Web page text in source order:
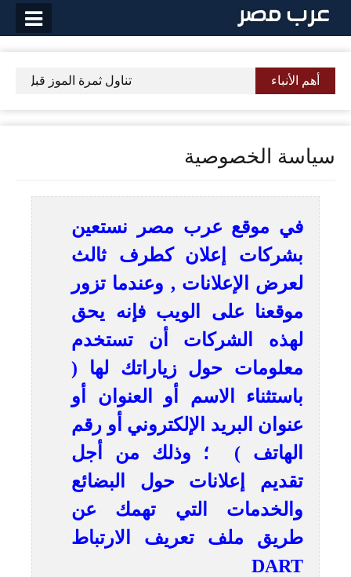
التخطي
أهم الأنباء تناول ثمرة الموز قبل
سياسة الخصوصية
في موقع عرب مصر نستعين
بشركات إعلان كطرف ثالث
لعرض الإعلانات , وعندما تزور
موقعنا على الويب فإنه يحق
لهذه الشركات أن تستخدم
معلومات حول زياراتك لها (
باستثناء الاسم أو العنوان أو
عنوان البريد الإلكتروني أو رقم
الهاتف ) ؛ وذلك من أجل
تقديم إعلانات حول البضائع
والخدمات التي تهمك عن
طريق ملف تعريف الارتباط
DART